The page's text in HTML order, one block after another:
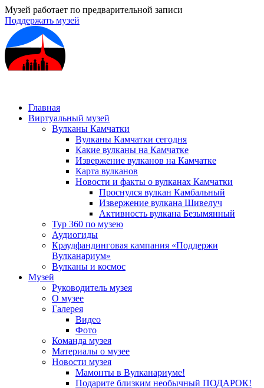
Музей работает по предварительной записи
Поддержать музей
Главная
Виртуальный музей
Вулканы Камчатки
Вулканы Камчатки сегодня
Какие вулканы на Камчатке
Извержение вулканов на Камчатке
Карта вулканов
Новости и факты о вулканах Камчатки
Проснулся вулкан Камбальный
Извержение вулкана Шивелуч
Активность вулкана Безымянный
Тур 360 по музею
Аудиогиды
Краудфандинговая кампания «Поддержи
Вулканариум»
Вулканы и космос
Музей
Руководитель музея
О музее
Галерея
Видео
Фото
Команда музея
Материалы о музее
Новости музея
Мамонты в Вулканариуме!
Подарите близким необычный ПОДАРОК!